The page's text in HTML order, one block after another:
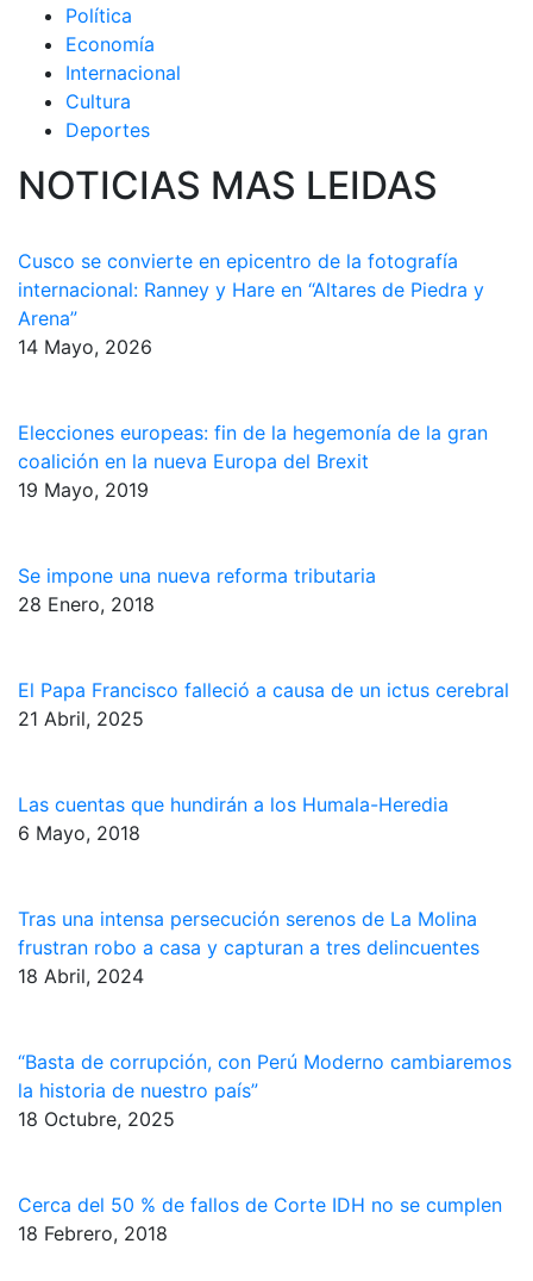
Política
Economía
Internacional
Cultura
Deportes
NOTICIAS MAS LEIDAS
Cusco se convierte en epicentro de la fotografía
internacional: Ranney y Hare en “Altares de Piedra y
Arena”
14 Mayo, 2026
Elecciones europeas: fin de la hegemonía de la gran
coalición en la nueva Europa del Brexit
19 Mayo, 2019
Se impone una nueva reforma tributaria
28 Enero, 2018
El Papa Francisco falleció a causa de un ictus cerebral
21 Abril, 2025
Las cuentas que hundirán a los Humala-Heredia
6 Mayo, 2018
Tras una intensa persecución serenos de La Molina
frustran robo a casa y capturan a tres delincuentes
18 Abril, 2024
“Basta de corrupción, con Perú Moderno cambiaremos
la historia de nuestro país”
18 Octubre, 2025
Cerca del 50 % de fallos de Corte IDH no se cumplen
18 Febrero, 2018